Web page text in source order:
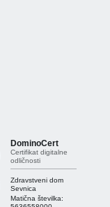
DominoCert
Certifikat digitalne
odličnosti
Zdravstveni dom
Sevnica
Matična številka: